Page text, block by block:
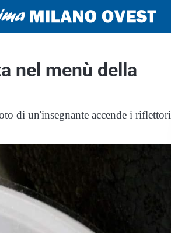
nel menù della
di un'insegnante accende i riflettori